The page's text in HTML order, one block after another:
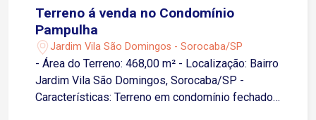
Terreno á venda no Condomínio
Pampulha
Jardim Vila São Domingos - Sorocaba/SP
- Área do Terreno: 468,00 m² - Localização: Bairro
Jardim Vila São Domingos, Sorocaba/SP -
Características: Terreno em condomínio fechado,